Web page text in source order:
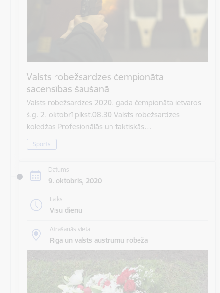
Valsts robežsardzes čempionāta
sacensības šaušanā
Valsts robežsardzes 2020. gada čempionāta ietvaros
š.g. 2. oktobrī plkst.08.30 Valsts robežsardzes
koledžas Profesionālās un taktiskās…
Sports
Datums
9. oktobris, 2020
Laiks
Visu dienu
Atrašanās vieta
Rīga un valsts austrumu robeža